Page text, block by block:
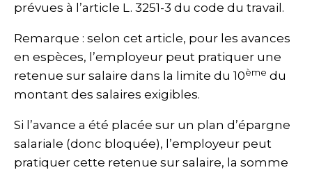
prévues à l’article L. 3251-3 du code du travail.
Remarque : selon cet article, pour les avances
en espèces, l’employeur peut pratiquer une
retenue sur salaire dans la limite du 10ème du
montant des salaires exigibles.
Si l’avance a été placée sur un plan d’épargne
salariale (donc bloquée), l’employeur peut
pratiquer cette retenue sur salaire, la somme